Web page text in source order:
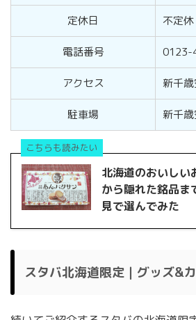
定休日 不定休
電話番号 0123-
アクセス 新千
駐車場 新千
北海道のおいしい
から隠れた銘品ま
見で選んでみた
こちらも読みたい
スタバ北海道限定｜グッズ&